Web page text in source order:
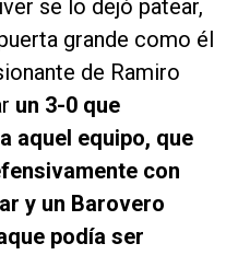
se lo dejó patear,
grande como él
de Ramiro
un 3-0 que
aquel equipo, que
con
y un Barovero
podía ser